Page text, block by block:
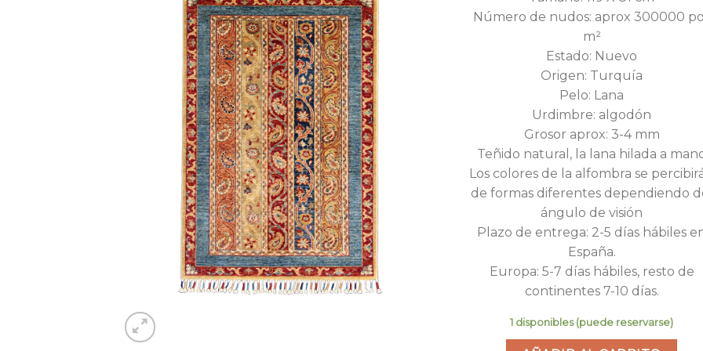
490,00€.
Número de nudos: aprox 300000
m²
Estado: Nuevo
Origen: Turquía
Pelo: Lana
Urdimbre: algodón
Grosor aprox: 3-4 mm
Teñido natural, la lana hilada a
Los colores de la alfombra se
de formas diferentes dependiendo
ángulo de visión
Plazo de entrega: 2-5 días hábiles
España.
Europa: 5-7 días hábiles, resto de
continentes 7-10 días.
1 disponibles (puede reservarse)